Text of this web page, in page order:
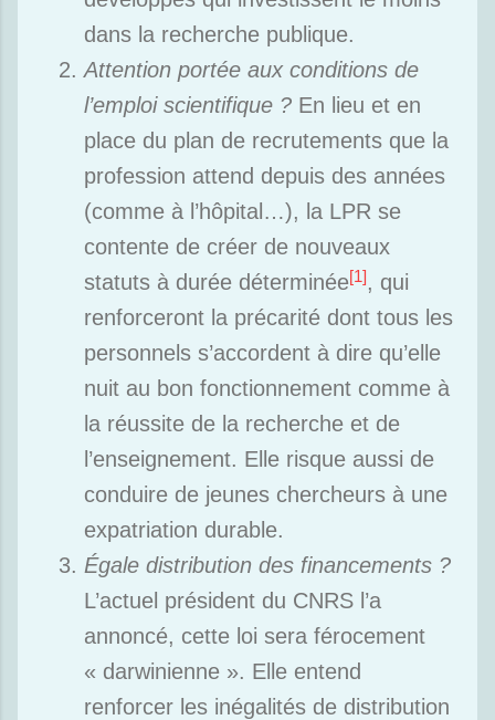
dans la recherche publique.
Attention portée aux conditions de
l’emploi scientifique ? En lieu et en
place du plan de recrutements que la
profession attend depuis des années
(comme à l’hôpital…), la LPR se
contente de créer de nouveaux
statuts à durée déterminée[1], qui
renforceront la précarité dont tous les
personnels s’accordent à dire qu’elle
nuit au bon fonctionnement comme à
la réussite de la recherche et de
l’enseignement. Elle risque aussi de
conduire de jeunes chercheurs à une
expatriation durable.
Égale distribution des financements ?
L’actuel président du CNRS l’a
annoncé, cette loi sera férocement
« darwinienne ». Elle entend
renforcer les inégalités de distribution